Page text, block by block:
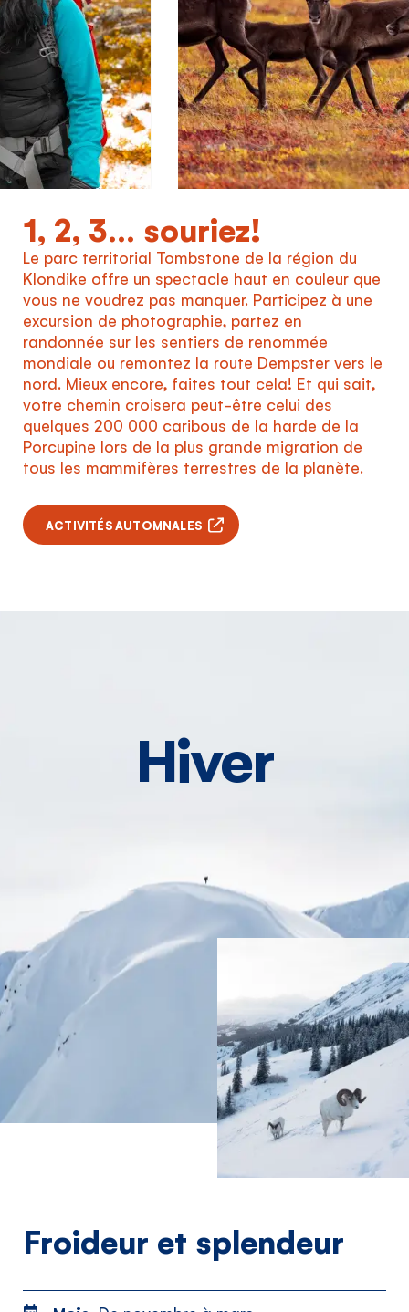
Le quiz du
voyageur du
Yukon
vous faut pour rendre votre voyage des plus
plaisants!
1, 2, 3… souriez!
Le parc territorial Tombstone de la région du
Klondike offre un spectacle haut en couleur que
vous ne voudrez pas manquer. Participez à une
excursion de photographie, partez en
randonnée sur les sentiers de renommée
mondiale ou remontez la route Dempster vers le
nord. Mieux encore, faites tout cela! Et qui sait,
votre chemin croisera peut-être celui des
quelques 200 000 caribous de la harde de la
Porcupine lors de la plus grande migration de
tous les mammifères terrestres de la planète.
ACTIVITÉS AUTOMNALES
Hiver
Froideur et splendeur